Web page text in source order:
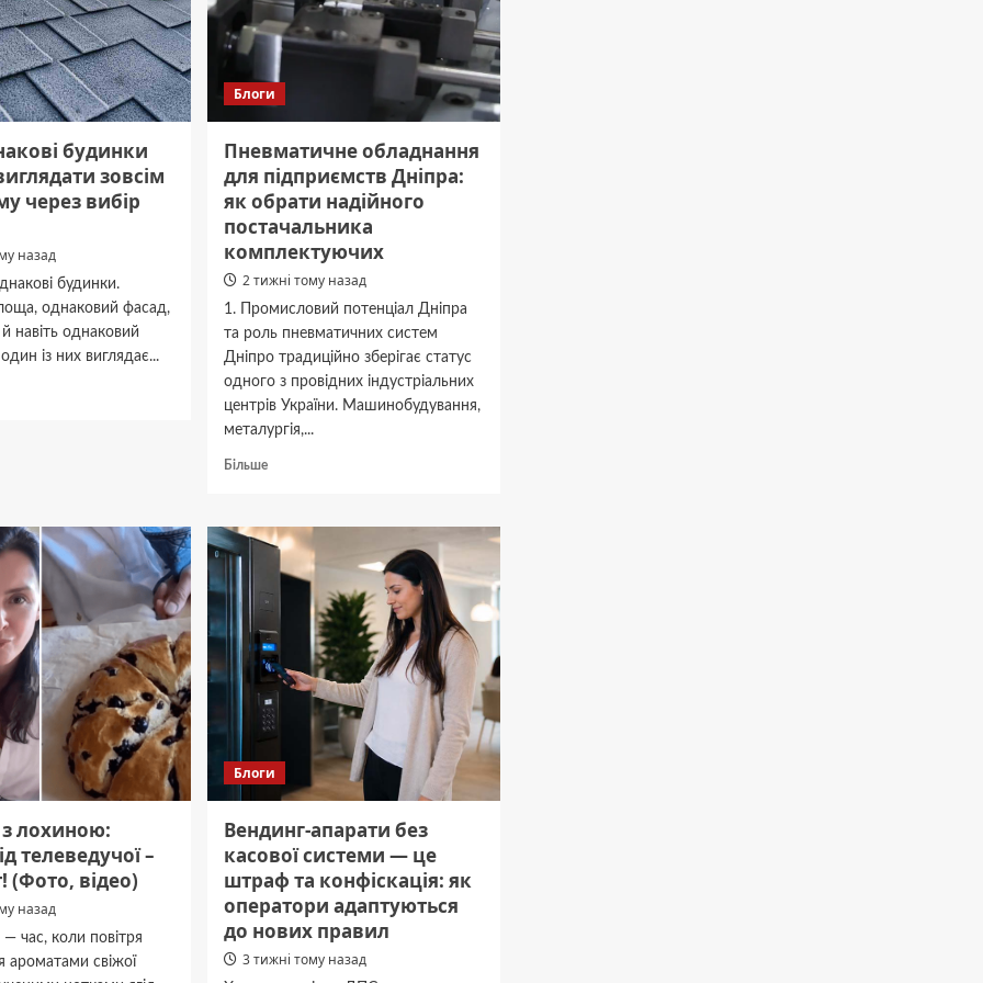
Русланою
на
Євробаченні
2004.
будинки
зовсім
через вибір
назад
будинки.
однаковий фасад,
й навіть однаковий
із них виглядає...
Блоги
Пневматичне обладнання
для підприємств Дніпра:
як обрати надійного
постачальника
комплектуючих
2 тижні тому назад
1. Промисловий потенціал Дніпра
та роль пневматичних систем
Дніпро традиційно зберігає статус
одного з провідних індустріальних
центрів України. Машинобудування,
металургія,...
БільшеДокладніше
обладнання
для
підприємств
Дніпра:
як
обрати
надійного
постачальника
комплектуючих
лохиною:
телеведучої –
(Фото, відео)
назад
— час, коли повітря
ароматами свіжої
Блоги
Вендинг-апарати без
касової системи — це
штраф та конфіскація: як
оператори адаптуються
до нових правил
3 тижні тому назад